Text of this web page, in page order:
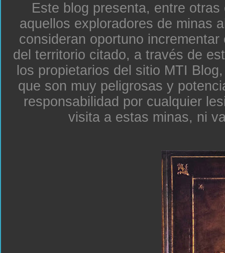
Este blog presenta, entre
aquellos exploradores de minas
consideran oportuno
del territorio citado, a través de
los propietarios del sitio MTI
que son muy peligrosas y
responsabilidad por cualquier
visita a estas minas, ni